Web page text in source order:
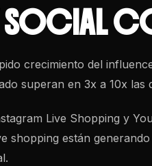
SOCIAL
crecimiento del
superan en 3x a 10x las
Live Shopping y
shopping están